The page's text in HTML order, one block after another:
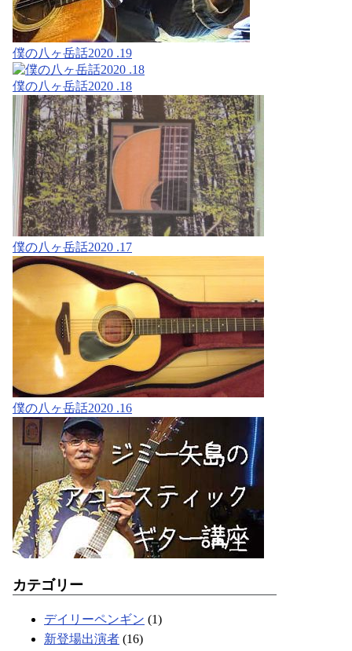
僕の八ヶ岳話2020 .19
僕の八ヶ岳話2020 .18
僕の八ヶ岳話2020 .17
僕の八ヶ岳話2020 .16
カテゴリー
デイリーペンギン (1)
新登場出演者 (16)